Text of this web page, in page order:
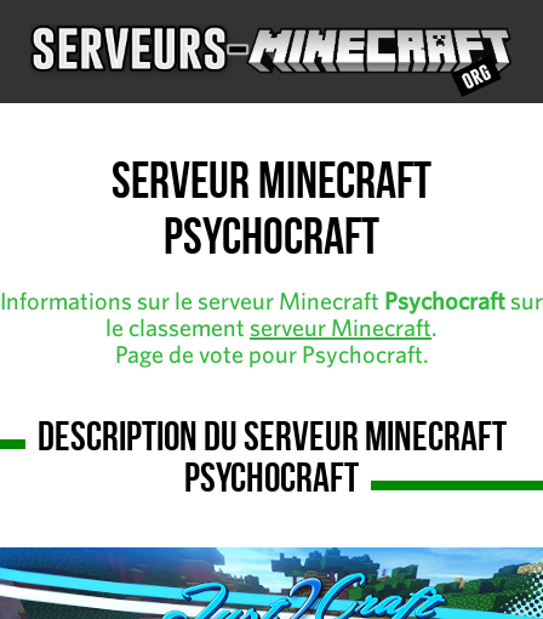
Serveur Minecraft
Psychocraft
Informations sur le serveur Minecraft Psychocraft sur
le classement serveur Minecraft.
Page de vote pour Psychocraft.
Description du serveur Minecraft
Psychocraft